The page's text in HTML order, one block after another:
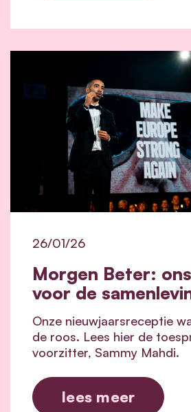
Morgen Beter:
voor de
26/01/26
Onze nieuwjaarsreceptie
de roos. Lees hier de
voorzitter, Sammy Mahdi.
lees meer